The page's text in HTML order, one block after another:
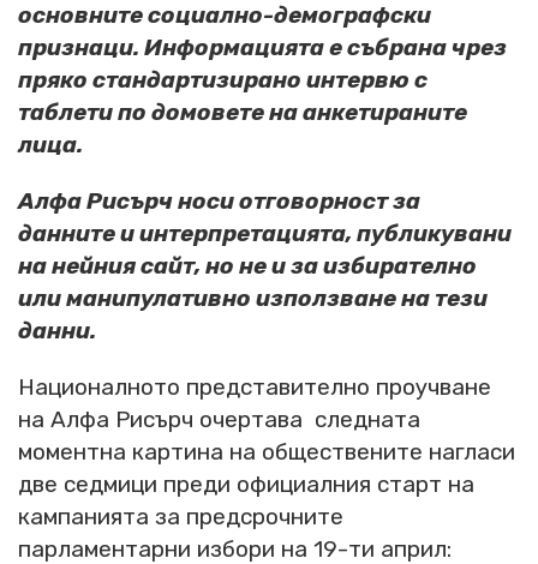
основните социално-демографски
признаци. Информацията е събрана чрез
пряко стандартизирано интервю с
таблети по домовете на анкетираните
лица.
Алфа Рисърч носи отговорност за
данните и интерпретацията, публикувани
на нейния сайт, но не и за избирателно
или манипулативно използване на тези
данни.
Националното представително проучване
на Алфа Рисърч очертава следната
моментна картина на обществените нагласи
две седмици преди официалния старт на
кампанията за предсрочните
парламентарни избори на 19-ти април: